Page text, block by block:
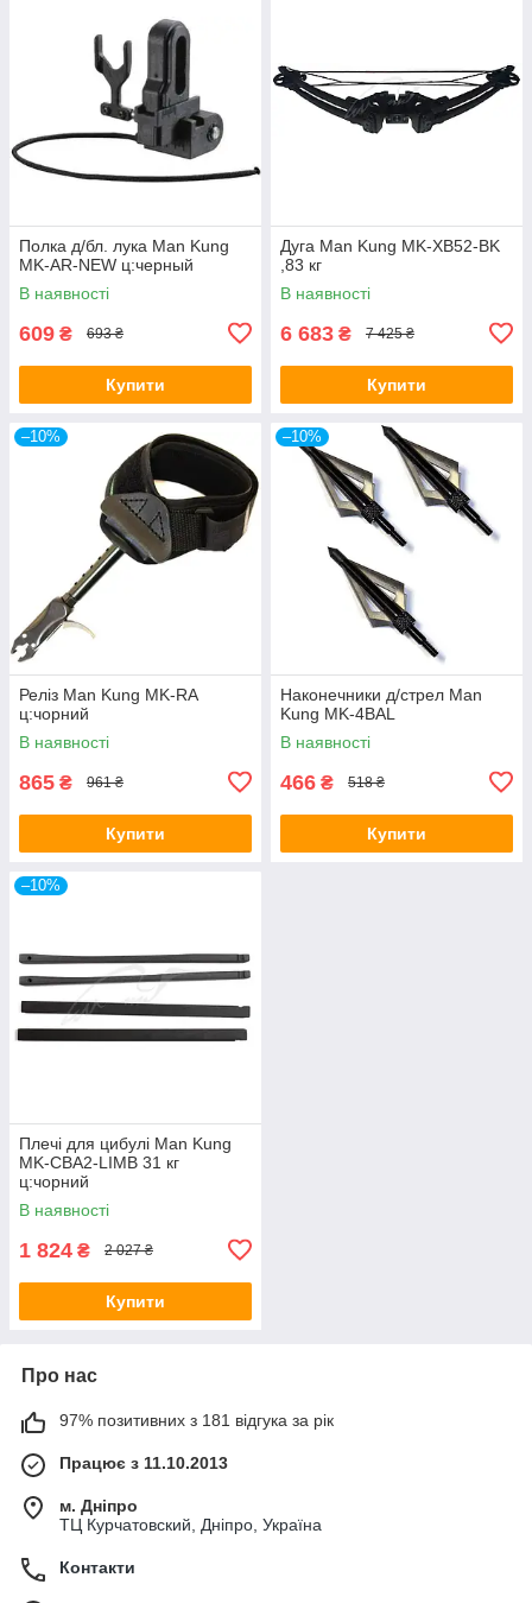
Полка д/бл. лука Man Kung
MK-AR-NEW ц:черный
В наявності
609 ₴ 693 ₴
Купити
Дуга Man Kung MK-XB52-BK
,83 кг
В наявності
6 683 ₴ 7 425 ₴
Купити
–10%
Реліз Man Kung MK-RA
ц:чорний
В наявності
865 ₴ 961 ₴
Купити
–10%
Наконечники д/стрел Man
Kung MK-4BAL
В наявності
466 ₴ 518 ₴
Купити
–10%
Плечі для цибулі Man Kung
MK-CBA2-LIMB 31 кг
ц:чорний
В наявності
1 824 ₴ 2 027 ₴
Купити
Про нас
97% позитивних з 181 відгука за рік
Працює з 11.10.2013
м. Дніпро
ТЦ Курчатовский, Дніпро, Україна
Контакти